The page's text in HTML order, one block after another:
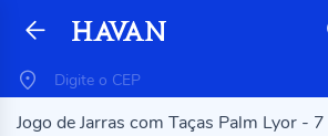
Jogo de Jarras com Taças Palm Lyor - 7